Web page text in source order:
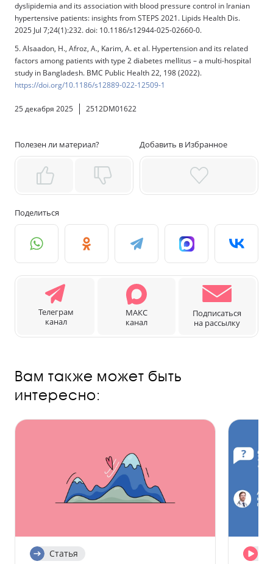
dyslipidemia and its association with blood pressure control in Iranian
hypertensive patients: insights from STEPS 2021. Lipids Health Dis.
2025 Jul 7;24(1):232. doi: 10.1186/s12944-025-02660-0.
5. Alsaadon, H., Afroz, A., Karim, A. et al. Hypertension and its related
factors among patients with type 2 diabetes mellitus – a multi-hospital
study in Bangladesh. BMC Public Health 22, 198 (2022).
https://doi.org/10.1186/s12889-022-12509-1
25 декабря 2025 2512DM01622
Полезен ли материал? Добавить в Избранное
Поделиться
Телеграм
канал
МАКС
канал
Подписаться
на рассылку
Вам также может быть
интересно:
Статья